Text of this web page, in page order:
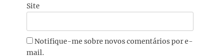
Site
Notifique-me sobre novos comentários por e-
mail.